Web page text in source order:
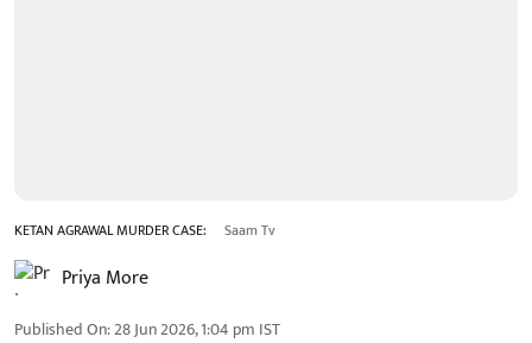
KETAN AGRAWAL MURDER CASE: Saam Tv
Priya More
Published On:28 Jun 2026, 1:04 pm IST